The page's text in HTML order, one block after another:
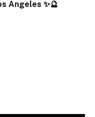
Ángeles ✨🔮